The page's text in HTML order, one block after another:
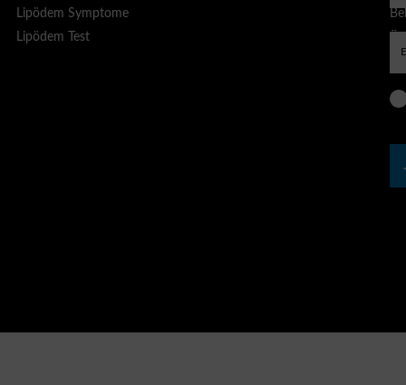
Lipödem Symptome
Lipödem Test